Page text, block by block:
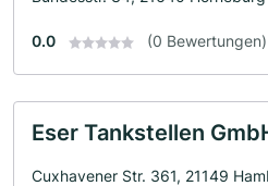
0.0 (0 Bewertungen)
Eser Tankstellen
Cuxhavener Str. 361, 21149